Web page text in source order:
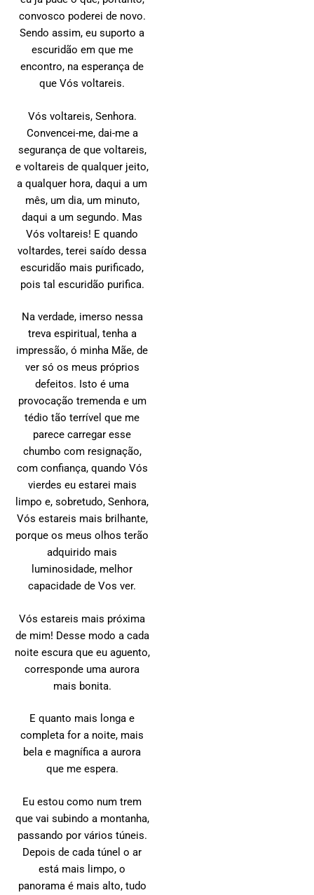
convosco poderei de novo.
Sendo assim, eu suporto a
escuridão em que me
encontro, na esperança de
que Vós voltareis.
Vós voltareis, Senhora.
Convencei-me, dai-me a
segurança de que voltareis,
e voltareis de qualquer jeito,
a qualquer hora, daqui a um
mês, um dia, um minuto,
daqui a um segundo. Mas
Vós voltareis! E quando
voltardes, terei saído dessa
escuridão mais purificado,
pois tal escuridão purifica.
Na verdade, imerso nessa
treva espiritual, tenha a
impressão, ó minha Mãe, de
ver só os meus próprios
defeitos. Isto é uma
provocação tremenda e um
tédio tão terrível que me
parece carregar esse
chumbo com resignação,
com confiança, quando Vós
vierdes eu estarei mais
limpo e, sobretudo, Senhora,
Vós estareis mais brilhante,
porque os meus olhos terão
adquirido mais
luminosidade, melhor
capacidade de Vos ver.
Vós estareis mais próxima
de mim! Desse modo a cada
noite escura que eu aguento,
corresponde uma aurora
mais bonita.
E quanto mais longa e
completa for a noite, mais
bela e magnífica a aurora
que me espera.
Eu estou como num trem
que vai subindo a montanha,
passando por vários túneis.
Depois de cada túnel o ar
está mais limpo, o
panorama é mais alto, tudo